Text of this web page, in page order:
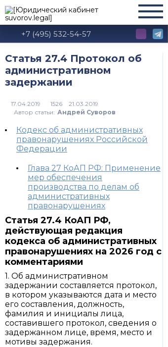
+7 (495) 532-54-57
Статья 27.4 Протокол об
административном
задержании
1526
Автор статьи: Андрей Суворов
Кодекс об административных
правонарушениях Российской
Федерации
Глава 27 КоАП РФ: Применение
мер обеспечения
производства по делам об
административных
правонарушениях
Статья 27.4 КоАП РФ,
действующая редакция
кодекса об административных
правонарушениях на 2026 год с
комментариями
1. Об административном
задержании составляется протокол,
в котором указываются дата и место
его составления, должность,
фамилия и инициалы лица,
составившего протокол, сведения о
задержанном лице, время, место и
мотивы задержания.